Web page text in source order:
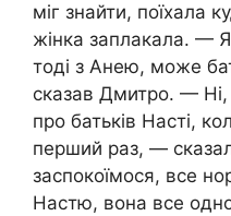
міг знайти, поїхала
жінка заплакала. —
тоді з Анею, може
сказав Дмитро. — Ні,
про батьків Насті,
перший раз, —
заспокоїмося, все
Настю, вона все одно